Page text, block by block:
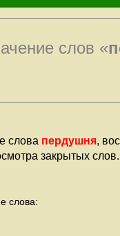
слов «
слова пердушня,
закрытых слов.
слова: